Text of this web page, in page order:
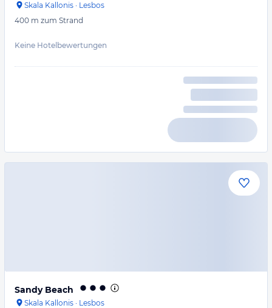
Skala Kallonis · Lesbos
400 m zum Strand
Keine Hotelbewertungen
Sandy Beach
Skala Kallonis · Lesbos